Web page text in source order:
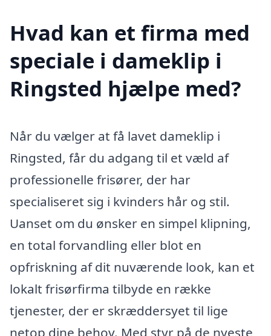
Hvad kan et firma med
speciale i dameklip i
Ringsted hjælpe med?
Når du vælger at få lavet dameklip i
Ringsted, får du adgang til et væld af
professionelle frisører, der har
specialiseret sig i kvinders hår og stil.
Uanset om du ønsker en simpel klipning,
en total forvandling eller blot en
opfriskning af dit nuværende look, kan et
lokalt frisørfirma tilbyde en række
tjenester, der er skræddersyet til lige
netop dine behov. Med styr på de nyeste